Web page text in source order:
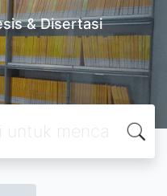
& Disertasi